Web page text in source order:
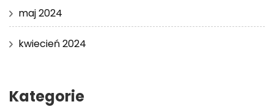
maj 2024
kwiecień 2024
Kategorie